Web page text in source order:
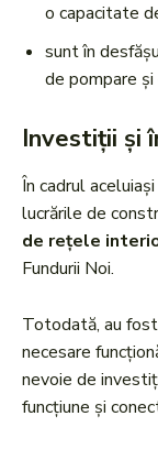
o capacitate
sunt în
de pompare și
Investiții și
În cadrul
lucrările de
de rețele
Fundurii Noi.
Totodată, au
necesare
nevoie de
funcțiune și